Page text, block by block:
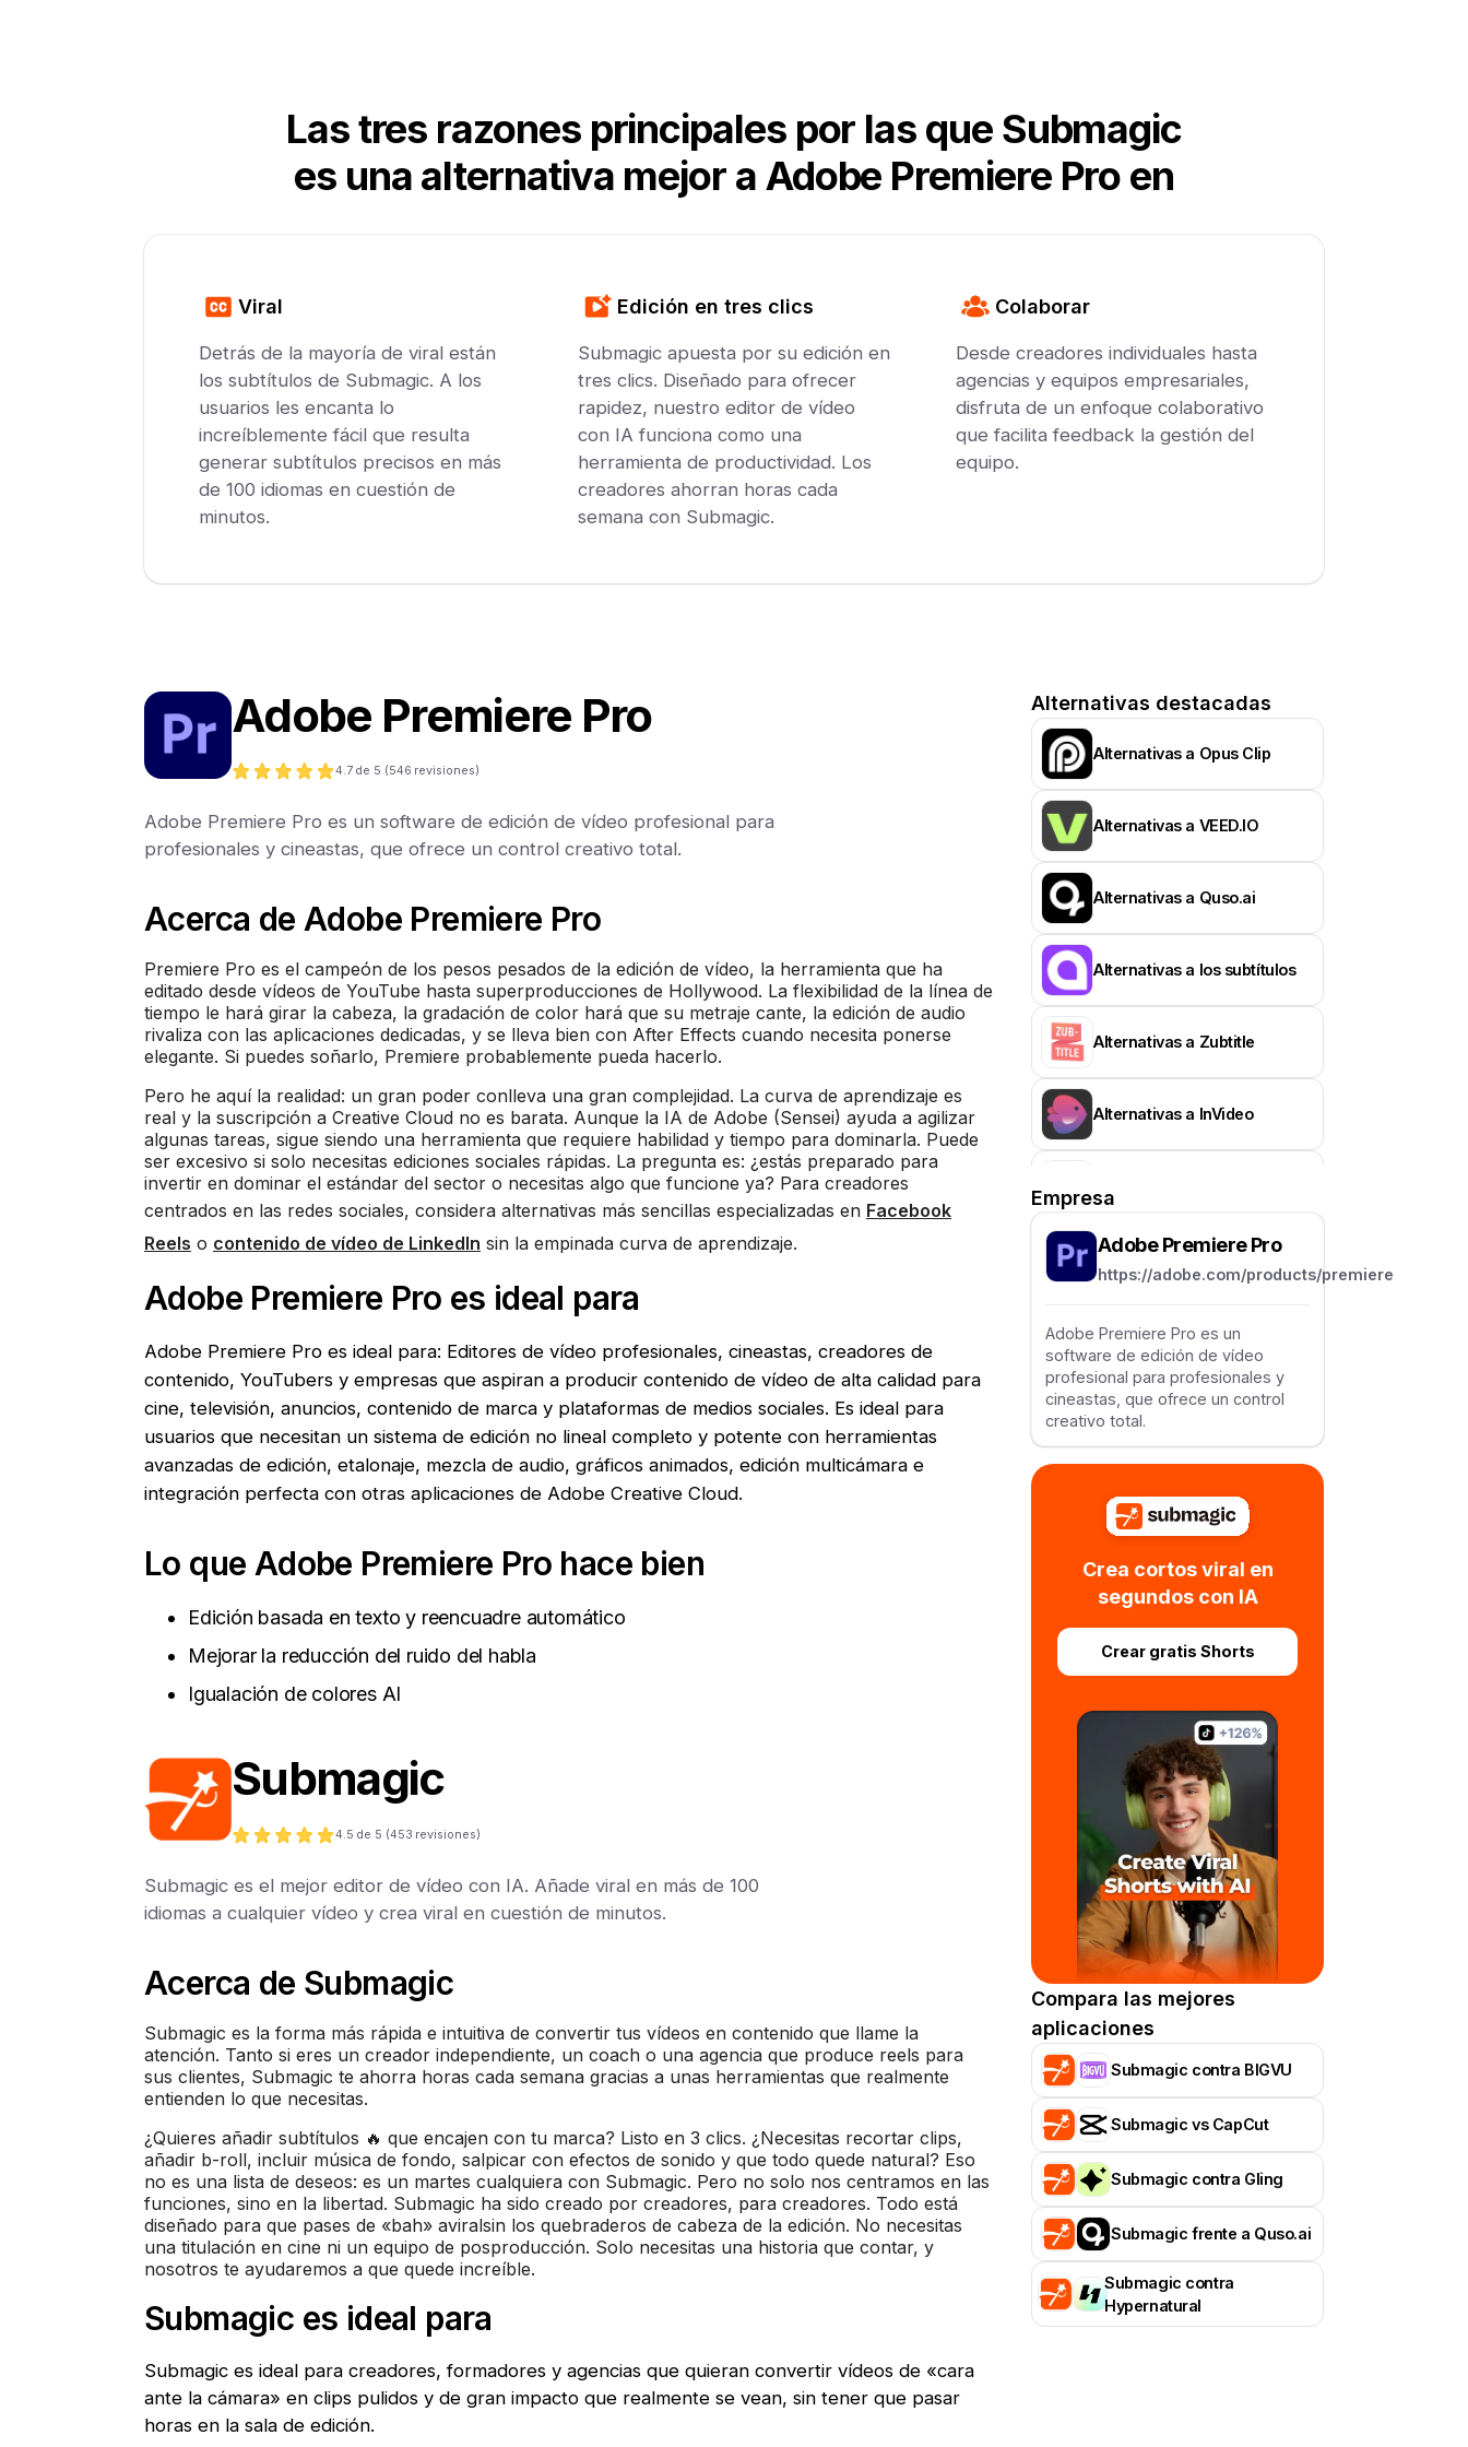
Las tres razones principales por las que Submagic
es una alternativa mejor a Adobe Premiere Pro en
Viral
Detrás de la mayoría de viral están
los subtítulos de Submagic. A los
usuarios les encanta lo
increíblemente fácil que resulta
generar subtítulos precisos en más
de 100 idiomas en cuestión de
minutos.
Edición en tres clics
Submagic apuesta por su edición en
tres clics. Diseñado para ofrecer
rapidez, nuestro editor de vídeo
con IA funciona como una
herramienta de productividad. Los
creadores ahorran horas cada
semana con Submagic.
Colaborar
Desde creadores individuales hasta
agencias y equipos empresariales,
disfruta de un enfoque colaborativo
que facilita feedback la gestión del
equipo.
Adobe Premiere Pro
4.7 de 5 (546 revisiones)
Adobe Premiere Pro es un software de edición de vídeo profesional para
profesionales y cineastas, que ofrece un control creativo total.
Acerca de Adobe Premiere Pro
Premiere Pro es el campeón de los pesos pesados de la edición de vídeo, la herramienta que ha
editado desde vídeos de YouTube hasta superproducciones de Hollywood. La flexibilidad de la línea de
tiempo le hará girar la cabeza, la gradación de color hará que su metraje cante, la edición de audio
rivaliza con las aplicaciones dedicadas, y se lleva bien con After Effects cuando necesita ponerse
elegante. Si puedes soñarlo, Premiere probablemente pueda hacerlo.
Pero he aquí la realidad: un gran poder conlleva una gran complejidad. La curva de aprendizaje es
real y la suscripción a Creative Cloud no es barata. Aunque la IA de Adobe (Sensei) ayuda a agilizar
algunas tareas, sigue siendo una herramienta que requiere habilidad y tiempo para dominarla. Puede
ser excesivo si solo necesitas ediciones sociales rápidas. La pregunta es: ¿estás preparado para
invertir en dominar el estándar del sector o necesitas algo que funcione ya? Para creadores
centrados en las redes sociales, considera alternativas más sencillas especializadas en Facebook
Reels o contenido de vídeo de LinkedIn sin la empinada curva de aprendizaje.
Adobe Premiere Pro es ideal para
Adobe Premiere Pro es ideal para: Editores de vídeo profesionales, cineastas, creadores de
contenido, YouTubers y empresas que aspiran a producir contenido de vídeo de alta calidad para
cine, televisión, anuncios, contenido de marca y plataformas de medios sociales. Es ideal para
usuarios que necesitan un sistema de edición no lineal completo y potente con herramientas
avanzadas de edición, etalonaje, mezcla de audio, gráficos animados, edición multicámara e
integración perfecta con otras aplicaciones de Adobe Creative Cloud.
Lo que Adobe Premiere Pro hace bien
Edición basada en texto y reencuadre automático
Mejorar la reducción del ruido del habla
Igualación de colores AI
Submagic
4.5 de 5 (453 revisiones)
Submagic es el mejor editor de vídeo con IA. Añade viral en más de 100
idiomas a cualquier vídeo y crea viral en cuestión de minutos.
Acerca de Submagic
Submagic es la forma más rápida e intuitiva de convertir tus vídeos en contenido que llame la
atención. Tanto si eres un creador independiente, un coach o una agencia que produce reels para
sus clientes, Submagic te ahorra horas cada semana gracias a unas herramientas que realmente
entienden lo que necesitas.
¿Quieres añadir subtítulos 🔥 que encajen con tu marca? Listo en 3 clics. ¿Necesitas recortar clips,
añadir b-roll, incluir música de fondo, salpicar con efectos de sonido y que todo quede natural? Eso
no es una lista de deseos: es un martes cualquiera con Submagic. Pero no solo nos centramos en las
funciones, sino en la libertad. Submagic ha sido creado por creadores, para creadores. Todo está
diseñado para que pases de «bah» aviralsin los quebraderos de cabeza de la edición. No necesitas
una titulación en cine ni un equipo de posproducción. Solo necesitas una historia que contar, y
nosotros te ayudaremos a que quede increíble.
Submagic es ideal para
Submagic es ideal para creadores, formadores y agencias que quieran convertir vídeos de «cara
ante la cámara» en clips pulidos y de gran impacto que realmente se vean, sin tener que pasar
horas en la sala de edición.
Alternativas destacadas
Alternativas a Opus Clip
Alternativas a VEED.IO
Alternativas a Quso.ai
Alternativas a los subtítulos
Alternativas a Zubtitle
Alternativas a InVideo
Alternativas a CapCut
Alternativas a Vizard.ai
Alternativas a Pictory
Alternativas a HappyScribe
Alternativas a BIGVU
Alternativas a SendShort
Alternativas a
«Hypernatural»
Alternativas a Maestra AI
Alternativas a Clideo
Alternativas a Qlip
Empresa
Adobe Premiere Pro
https://adobe.com/products/premiere
Adobe Premiere Pro es un
software de edición de vídeo
profesional para profesionales y
cineastas, que ofrece un control
creativo total.
Crea cortos viral en
segundos con IA
Crear gratis Shorts
Compara las mejores
aplicaciones
Submagic contra BIGVU
Submagic vs CapCut
Submagic contra Gling
Submagic frente a Quso.ai
Submagic contra
Hypernatural